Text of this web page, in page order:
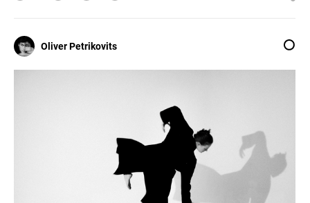
Oliver Petrikovits